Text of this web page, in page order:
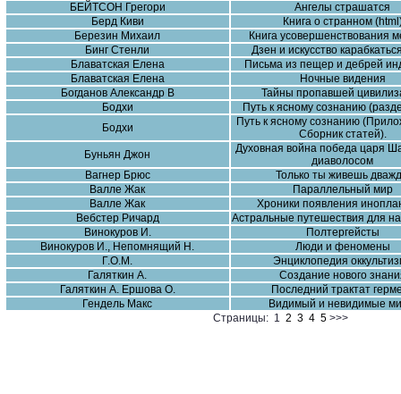
БЕЙТСОН Грегори
Ангелы страшатся
Берд Киви
Книга о странном
Березин Михаил
Книга усовершенствования
Бинг Стенли
Дзен и искусство
Блаватская Елена
Письма из пещер и дебрей
Блаватская Елена
Ночные видения
Богданов Александр В
Тайны пропавшей
Бодхи
Путь к ясному сознанию
Бодхи
Путь к ясному сознанию
Сборник статей).
Буньян Джон
Духовная война победа царя
диаволосом
Вагнер Брюс
Только ты живешь
Валле Жак
Параллельный мир
Валле Жак
Хроники появления
Вебстер Ричард
Астральные путешествия для
Винокуров И.
Полтергейсты
Винокуров И., Непомнящий Н.
Люди и феномены
Г.О.М.
Энциклопедия
Галяткин А.
Создание нового
Галяткин А. Ершова О.
Последний трактат
Гендель Макс
Видимый и невидимые
Страницы: 1 2 3 4 5 >>>